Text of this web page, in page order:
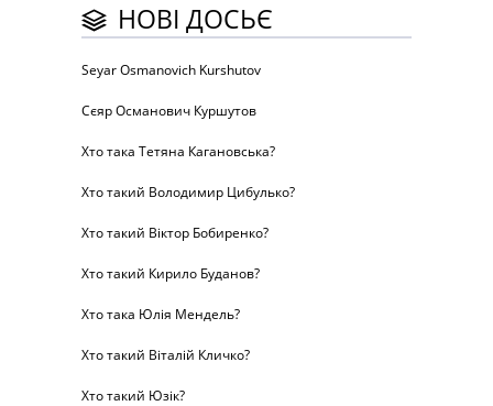
НОВІ ДОСЬЄ
Seyar Osmanovich Kurshutov
Сєяр Османович Куршутов
Хто така Тетяна Кагановська?
Хто такий Володимир Цибулько?
Хто такий Віктор Бобиренко?
Хто такий Кирило Буданов?
Хто така Юлія Мендель?
Хто такий Віталій Кличко?
Хто такий Юзік?